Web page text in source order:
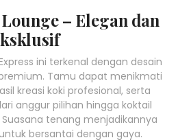
– Elegan dan
ini terkenal dengan desain
Tamu dapat menikmati
kreasi koki profesional, serta
anggur pilihan hingga koktail
tenang menjadikannya
bersantai dengan gaya.